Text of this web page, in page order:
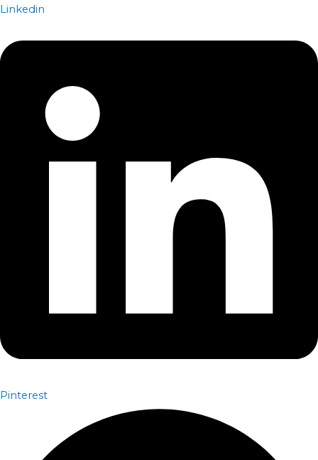
Linkedin
Pinterest